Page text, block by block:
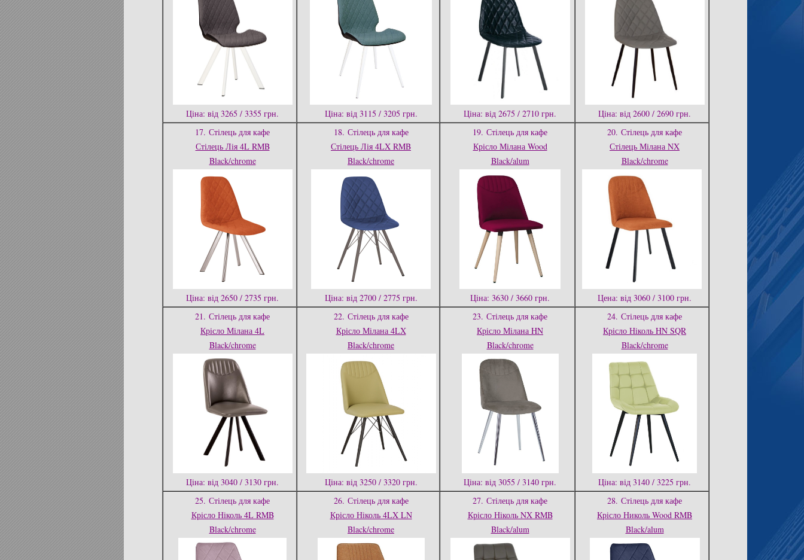
Ціна: від 3265 / 3355 грн. Ціна: від 3115 / 3205 грн. Ціна: від 2675 / 2710 грн.
Ціна: від 2600 / 2690 грн.
17. Стілець для кафе
Стілець Лія 4L RMB
Black/chrome
Ціна: від 2650 / 2735 грн.
18. Стілець для кафе
Стілець Лія 4LX RMB
Black/chrome
Ціна: від 2700 / 2775 грн.
19. Стілець для кафе
Крісло Мілана Wood
Black/alum
Ціна: 3630 / 3660 грн.
20. Стілець для кафе
Стілець Мілана NX
Black/chrome
Цена: від 3060 / 3100 грн.
21. Стілець для кафе
Крісло Мілана 4L
Black/chrome
Ціна: від 3040 / 3130 грн.
22. Стілець для кафе
Крісло Мілана 4LX
Black/chrome
Ціна: від 3250 / 3320 грн.
23. Стілець для кафе
Крісло Мілана HN
Black/chrome
Ціна: від 3055 / 3140 грн.
24. Стілець для кафе
Крісло Ніколь HN SQR
Black/chrome
Ціна: від 3140 / 3225 грн.
25. Стілець для кафе
Крісло Ніколь 4L RMB
Black/chrome
26. Стілець для кафе
Крісло Ніколь 4LX LN
Black/chrome
27. Стілець для кафе
Крісло Ніколь NX RMB
Black/alum
28. Стілець для кафе
Крісло Николь Wood RMB
Black/alum